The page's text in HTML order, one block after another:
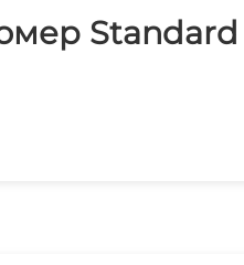
Standard